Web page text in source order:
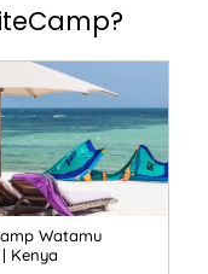
Watamu
Kenya